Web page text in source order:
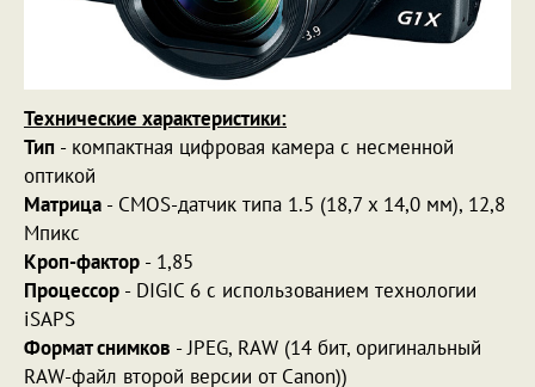
Технические характеристики:
Тип - компактная цифровая камера с несменной
оптикой
Матрица - CMOS-датчик типа 1.5 (18,7 x 14,0 мм), 12,8
Мпикс
Кроп-фактор - 1,85
Процессор - DIGIC 6 с использованием технологии
iSAPS
Формат снимков - JPEG, RAW (14 бит, оригинальный
RAW-файл второй версии от Canon))